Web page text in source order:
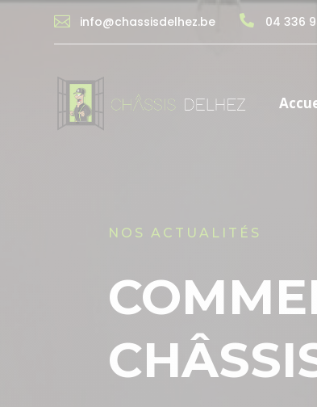
 info@chassisdelhez.be  04 336
NOS ACTUALITÉS